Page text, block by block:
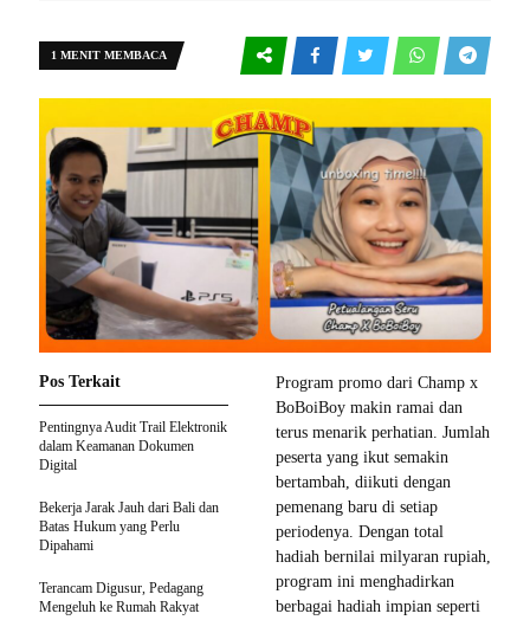
1 MENIT MEMBACA
Program promo dari Champ x
BoBoiBoy makin ramai dan
terus menarik perhatian. Jumlah
peserta yang ikut semakin
bertambah, diikuti dengan
pemenang baru di setiap
periodenya. Dengan total
hadiah bernilai milyaran rupiah,
program ini menghadirkan
berbagai hadiah impian seperti
Pos Terkait
Pentingnya Audit Trail Elektronik
dalam Keamanan Dokumen
Digital
Bekerja Jarak Jauh dari Bali dan
Batas Hukum yang Perlu
Dipahami
Terancam Digusur, Pedagang
Mengeluh ke Rumah Rakyat